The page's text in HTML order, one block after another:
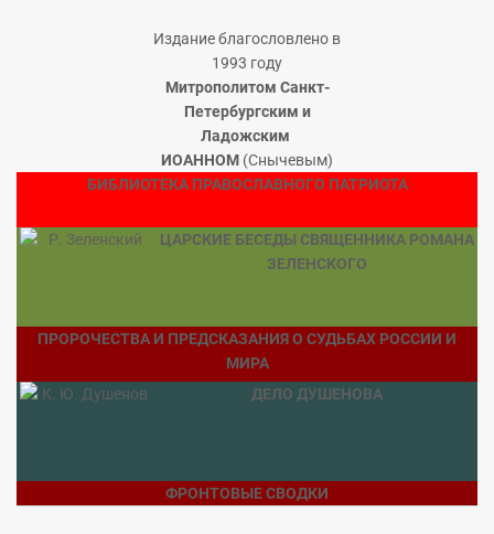
Издание благословлено в
1993 году
Митрополитом Санкт-
Петербургским и
Ладожским
ИОАННОМ (Снычевым)
БИБЛИОТЕКА ПРАВОСЛАВНОГО ПАТРИОТА
ЦАРСКИЕ БЕСЕДЫ СВЯЩЕННИКА РОМАНА
ЗЕЛЕНСКОГО
ПРОРОЧЕСТВА И ПРЕДСКАЗАНИЯ О СУДЬБАХ РОССИИ И
МИРА
ДЕЛО ДУШЕНОВА
ФРОНТОВЫЕ СВОДКИ